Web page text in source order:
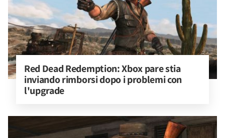
Red Dead Redemption: Xbox pare stia
inviando rimborsi dopo i problemi con
l'upgrade